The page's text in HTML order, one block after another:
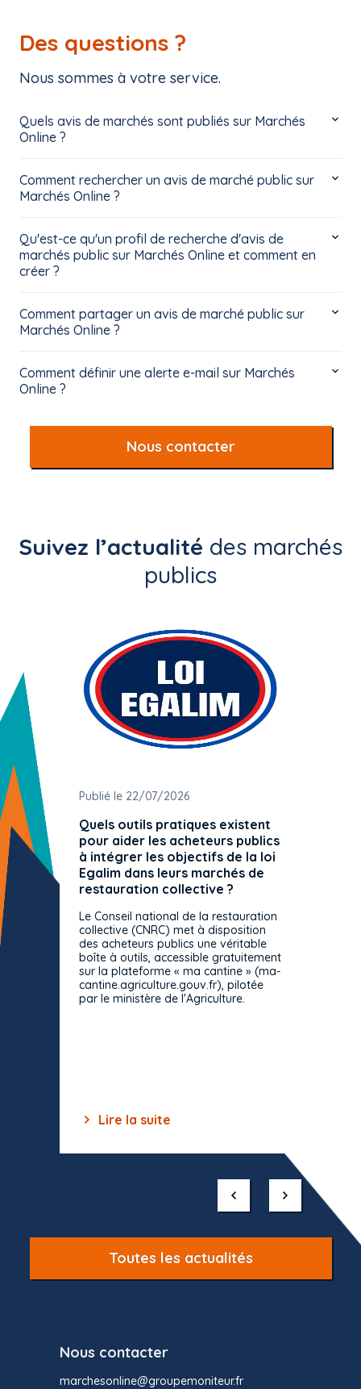
Des questions ?
Nous sommes à votre service.
Quels avis de marchés sont publiés sur Marchés
Online ?
Comment rechercher un avis de marché public sur
Marchés Online ?
Qu'est-ce qu'un profil de recherche d'avis de
marchés public sur Marchés Online et comment en
créer ?
Comment partager un avis de marché public sur
Marchés Online ?
Comment définir une alerte e-mail sur Marchés
Online ?
Nous contacter
Suivez l’actualité des marchés
publics
Publié le 22/07/2026
Quels outils pratiques existent
pour aider les acheteurs publics
à intégrer les objectifs de la loi
Egalim dans leurs marchés de
restauration collective ?
Le Conseil national de la restauration
collective (CNRC) met à disposition
des acheteurs publics une véritable
boîte à outils, accessible gratuitement
sur la plateforme « ma cantine » (ma-
cantine.agriculture.gouv.fr), pilotée
par le ministère de l'Agriculture.
Lire la suite
Toutes les actualités
Nous contacter
marchesonline@groupemoniteur.fr